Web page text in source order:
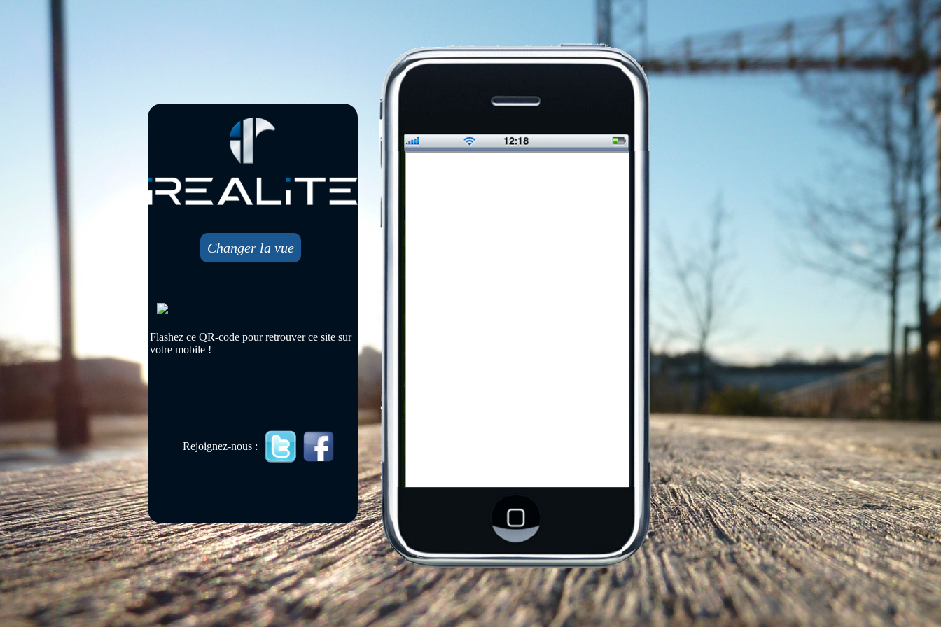
Changer la vue
Flashez ce QR-code pour retrouver ce site sur
votre mobile !
Rejoignez-nous :